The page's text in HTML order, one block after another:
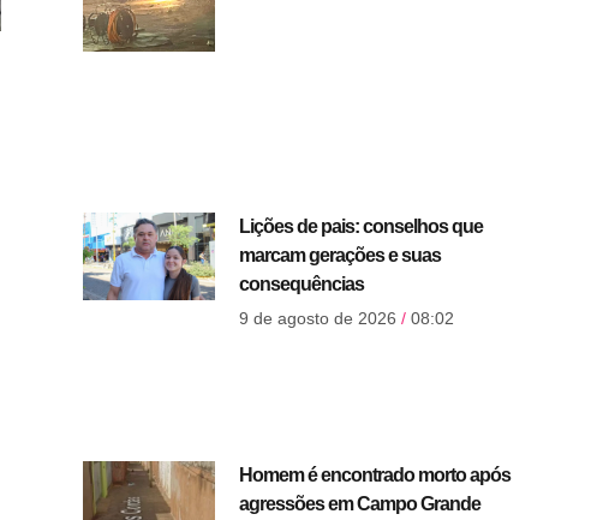
Lições de pais: conselhos que
marcam gerações e suas
consequências
9 de agosto de 2026 08:02
Homem é encontrado morto após
agressões em Campo Grande